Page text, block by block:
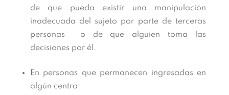
de que pueda existir una manipulación
inadecuada del sujeto por parte de terceras
personas o de que alguien toma las
decisiones por él.
En personas que permanecen ingresadas en
algún centro: